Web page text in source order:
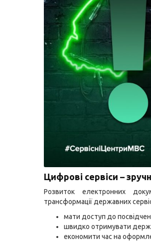
Цифрові сервіси –
Розвиток електронних
трансформації державних
мати доступ до
швидко отримувати
економити час на